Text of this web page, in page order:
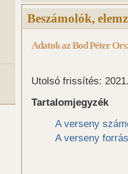
Beszámolók,
Adatok az Bod Péter
Utolsó frissítés:
Tartalomjegyzék
A verseny
A verseny